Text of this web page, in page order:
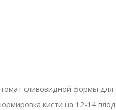
сливовидной формы для
кисти на 12-14